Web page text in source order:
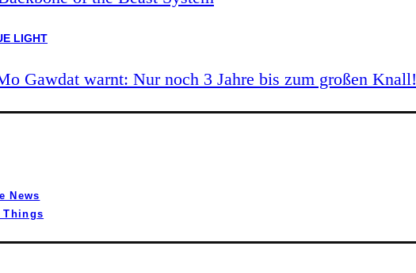
Gawdat warnt: Nur noch 3 Jahre bis zum großen Knall!
News
Things